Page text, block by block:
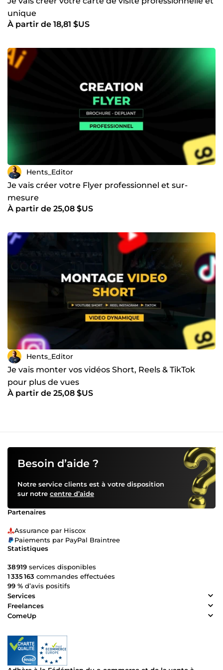
d'apporter une touche unique à chaque conception. 👥
Collaborons Ensemble 🤝 Je suis toujours à la recherche de
nouveaux défis et de collaborations passionnantes. Si vous
suis disponible pour discuter de vos besoins et vous aider
à concrétiser votre vision à un tarif compétitif de 6,99 euros
de l'heure. 📧 Contactez-moi dès aujourd'hui et faisons de
vos idées une réalité visuelle exceptionnelle ! 🌐 Hents,
votre graphiste &amp; Monteur pro à 6,99 euros de l'heure
unique
À partir de 18,81 $US
Hents_Editor
Je vais créer votre Flyer professionnel et sur-
mesure
À partir de 25,08 $US
Hents_Editor
Je vais monter vos vidéos Short, Reels & TikTok
pour plus de vues
À partir de 25,08 $US
Besoin d’aide ?
Notre service clients est à votre disposition
sur notre centre d’aide
Partenaires
Assurance par Hiscox
Paiements par PayPal Braintree
Statistiques
38 919 services disponibles
1 335 163 commandes effectuées
99 % d’avis positifs
Services
Freelances
ComeUp